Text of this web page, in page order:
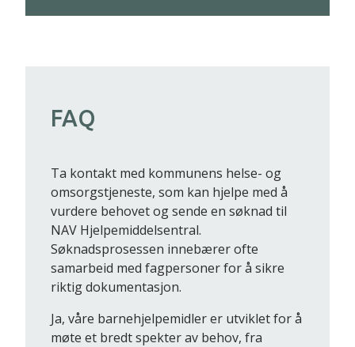
FAQ
Ta kontakt med kommunens helse- og
omsorgstjeneste, som kan hjelpe med å
vurdere behovet og sende en søknad til
NAV Hjelpemiddelsentral.
Søknadsprosessen innebærer ofte
samarbeid med fagpersoner for å sikre
riktig dokumentasjon.
Ja, våre barnehjelpemidler er utviklet for å
møte et bredt spekter av behov, fra